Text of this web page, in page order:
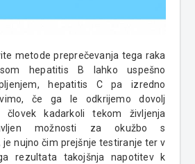
metode preprečevanja tega raka
hepatitis B lahko uspešno
hepatitis C pa izredno
če ga le odkrijemo dovolj
kadarkoli tekom življenja
možnosti za okužbo s
je nujno čim prejšnje testiranje ter v
rezultata takojšnja napotitev k